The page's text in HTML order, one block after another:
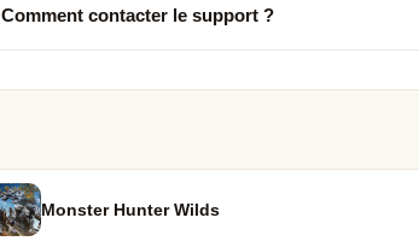
Comment contacter le support ?
Monster Hunter Wilds